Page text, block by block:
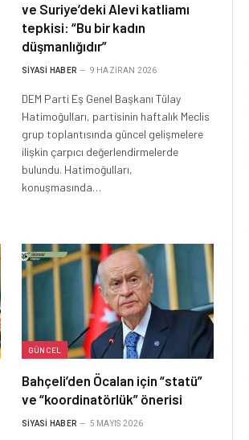
ve Suriye’deki Alevi katliamı
tepkisi: “Bu bir kadın
düşmanlığıdır”
SIYASI HABER 9 HAZIRAN 2026
DEM Parti Eş Genel Başkanı Tülay
Hatimoğulları, partisinin haftalık Meclis
grup toplantısında güncel gelişmelere
ilişkin çarpıcı değerlendirmelerde
bulundu. Hatimoğulları,
konuşmasında…
GÜNCEL
Bahçeli’den Öcalan için “statü”
ve “koordinatörlük” önerisi
SIYASI HABER 5 MAYIS 2026